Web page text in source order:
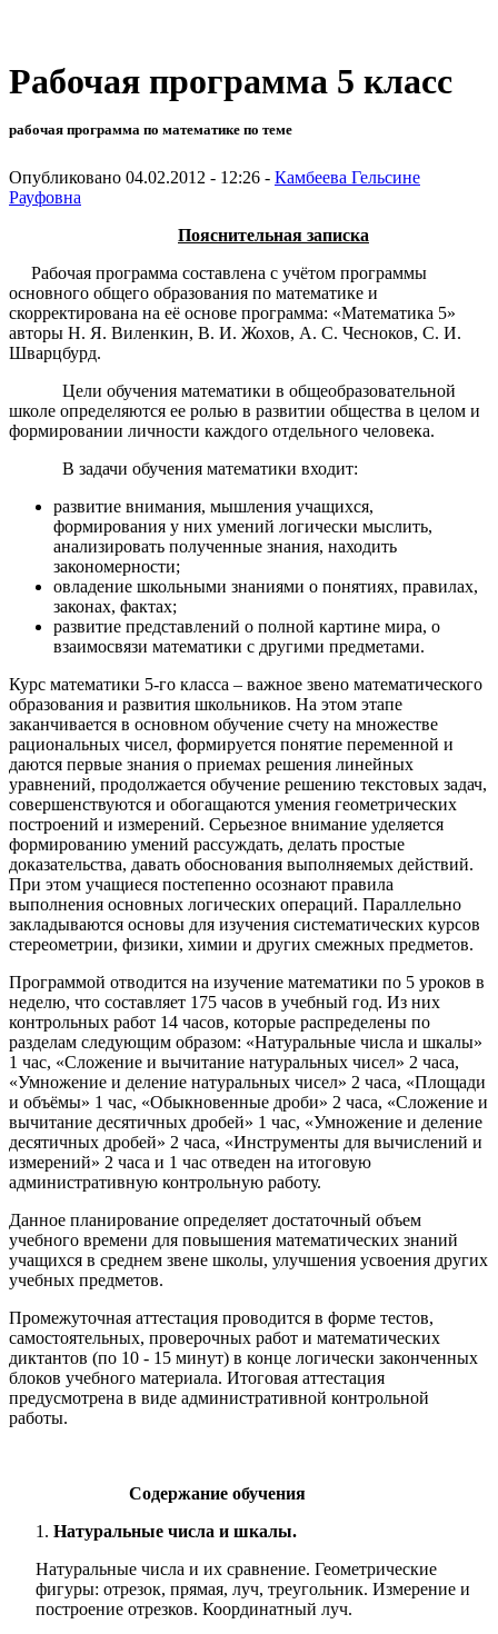
Рабочая программа 5 класс
рабочая программа по математике по теме
Опубликовано 04.02.2012 - 12:26 - Камбеева Гельсине
Рауфовна
Пояснительная записка
Рабочая программа составлена с учётом программы
основного общего образования по математике и
скорректирована на её основе программа: «Математика 5»
авторы Н. Я. Виленкин, В. И. Жохов, А. С. Чесноков, С. И.
Шварцбурд.
Цели обучения математики в общеобразовательной
школе определяются ее ролью в развитии общества в целом и
формировании личности каждого отдельного человека.
В задачи обучения математики входит:
развитие внимания, мышления учащихся,
формирования у них умений логически мыслить,
анализировать полученные знания, находить
закономерности;
овладение школьными знаниями о понятиях, правилах,
законах, фактах;
развитие представлений о полной картине мира, о
взаимосвязи математики с другими предметами.
Курс математики 5-го класса – важное звено математического
образования и развития школьников. На этом этапе
заканчивается в основном обучение счету на множестве
рациональных чисел, формируется понятие переменной и
даются первые знания о приемах решения линейных
уравнений, продолжается обучение решению текстовых задач,
совершенствуются и обогащаются умения геометрических
построений и измерений. Серьезное внимание уделяется
формированию умений рассуждать, делать простые
доказательства, давать обоснования выполняемых действий.
При этом учащиеся постепенно осознают правила
выполнения основных логических операций. Параллельно
закладываются основы для изучения систематических курсов
стереометрии, физики, химии и других смежных предметов.
Программой отводится на изучение математики по 5 уроков в
неделю, что составляет 175 часов в учебный год. Из них
контрольных работ 14 часов, которые распределены по
разделам следующим образом: «Натуральные числа и шкалы»
1 час, «Сложение и вычитание натуральных чисел» 2 часа,
«Умножение и деление натуральных чисел» 2 часа, «Площади
и объёмы» 1 час, «Обыкновенные дроби» 2 часа, «Сложение и
вычитание десятичных дробей» 1 час, «Умножение и деление
десятичных дробей» 2 часа, «Инструменты для вычислений и
измерений» 2 часа и 1 час отведен на итоговую
административную контрольную работу.
Данное планирование определяет достаточный объем
учебного времени для повышения математических знаний
учащихся в среднем звене школы, улучшения усвоения других
учебных предметов.
Промежуточная аттестация проводится в форме тестов,
самостоятельных, проверочных работ и математических
диктантов (по 10 - 15 минут) в конце логически законченных
блоков учебного материала. Итоговая аттестация
предусмотрена в виде административной контрольной
работы.
Содержание обучения
Натуральные числа и шкалы.
Натуральные числа и их сравнение. Геометрические
фигуры: отрезок, прямая, луч, треугольник. Измерение и
построение отрезков. Координатный луч.